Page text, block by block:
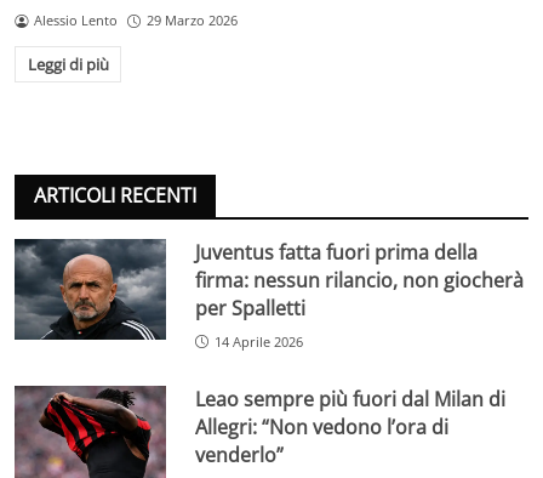
Alessio Lento 29 Marzo 2026
Leggi di più
ARTICOLI RECENTI
Juventus fatta fuori prima della
firma: nessun rilancio, non giocherà
per Spalletti
14 Aprile 2026
Leao sempre più fuori dal Milan di
Allegri: “Non vedono l’ora di
venderlo”